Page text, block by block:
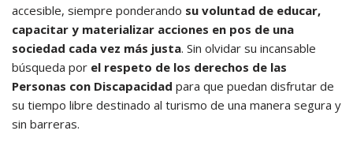
accesible, siempre ponderando su voluntad de educar,
capacitar y materializar acciones en pos de una
sociedad cada vez más justa. Sin olvidar su incansable
búsqueda por el respeto de los derechos de las
Personas con Discapacidad para que puedan disfrutar de
su tiempo libre destinado al turismo de una manera segura y
sin barreras.